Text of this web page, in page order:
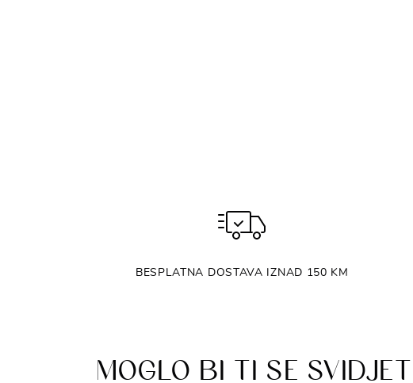
BESPLATNA DOSTAVA IZNAD 150 KM
MOGLO BI TI SE SVIDJETI